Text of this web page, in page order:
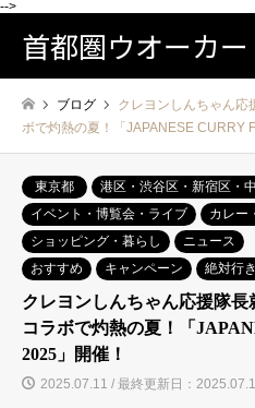
-->
首都圏ウオーカー
ブログ
クレヨンしんちゃん応
ボで灼熱の夏！「JAPANESE CURRY
東京都
港区・渋谷区・新宿区・
イベント・博覧会・ライブ
カレー
ショッピング・暮らし
ニュース
おすすめ
キャンペーン 絶対行
クレヨンしんちゃん応援隊
コラボで灼熱の夏！「
2025」開催！
2025.07.11 / 最終更新日：